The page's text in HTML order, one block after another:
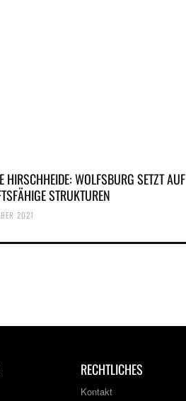
HIRSCHHEIDE: WOLFSBURG SETZT AUF
STRUKTUREN
2021
RECHTLICHES
Kontakt